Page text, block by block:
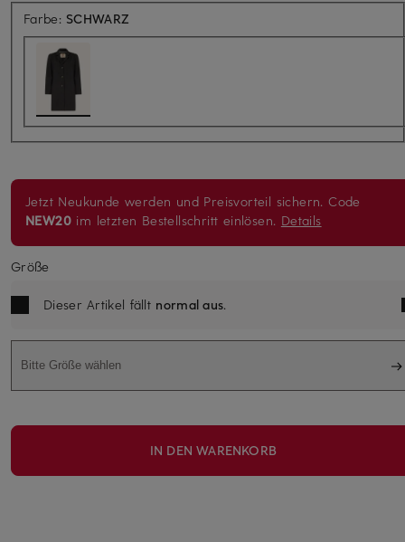
Farbe: SCHWARZ
Jetzt Neukunde werden und Preisvorteil sichern. Code
NEW20 im letzten Bestellschritt einlösen. Details
Größe
Dieser Artikel fällt normal aus.
Bitte Größe wählen
IN DEN WARENKORB